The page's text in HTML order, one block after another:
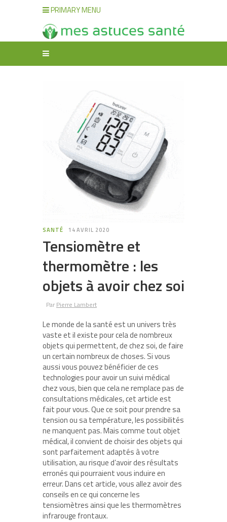
PRIMARY MENU
SANTÉ 14 AVRIL 2020
Tensiomètre et
thermomètre : les
objets à avoir chez soi
Par Pierre Lambert
Le monde de la santé est un univers très
vaste et il existe pour cela de nombreux
objets qui permettent, de chez soi, de faire
un certain nombreux de choses. Si vous
aussi vous pouvez bénéficier de ces
technologies pour avoir un suivi médical
chez vous, bien que cela ne remplace pas de
consultations médicales, cet article est
fait pour vous. Que ce soit pour prendre sa
tension ou sa température, les possibilités
ne manquent pas. Mais comme tout objet
médical, il convient de choisir des objets qui
sont parfaitement adaptés à votre
utilisation, au risque d’avoir des résultats
erronés qui pourraient vous induire en
erreur. Dans cet article, vous allez avoir des
conseils en ce qui concerne les
tensiomètres ainsi que les thermomètres
infrarouge frontaux.